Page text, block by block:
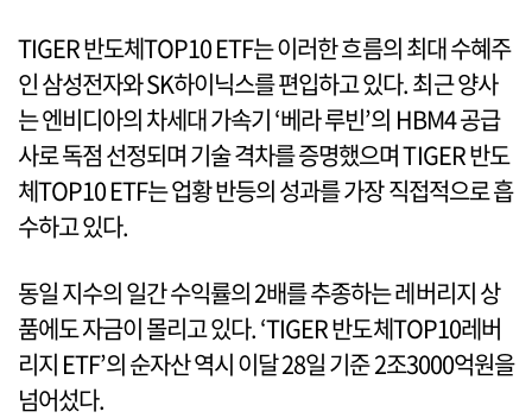
TIGER 반도체TOP10 ETF는 이러한 흐름의 최대 수혜주
인 삼성전자와 SK하이닉스를 편입하고 있다. 최근 양사
는 엔비디아의 차세대 가속기 ‘베라 루빈’의 HBM4 공급
사로 독점 선정되며 기술 격차를 증명했으며 TIGER 반도
체TOP10 ETF는 업황 반등의 성과를 가장 직접적으로 흡
수하고 있다.
동일 지수의 일간 수익률의 2배를 추종하는 레버리지 상
품에도 자금이 몰리고 있다. ‘TIGER 반도체TOP10레버
리지 ETF’의 순자산 역시 이달 28일 기준 2조3000억원을
넘어섰다.